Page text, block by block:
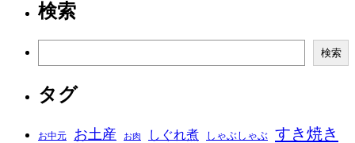
検索
索
検索
タグ
お中元 お土産 お肉 しぐれ煮 しゃぶしゃぶ すき焼き